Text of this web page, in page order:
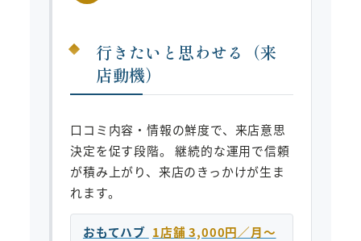
行きたいと思わせる（来
店動機）
口コミ内容・情報の鮮度で、来店意思
決定を促す段階。 継続的な運用で信頼
が積み上がり、来店のきっかけが生ま
れます。
おもてハブ 1店舗 3,000円／月〜